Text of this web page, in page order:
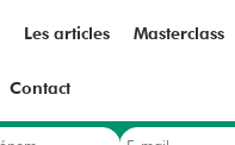
Les articles Masterclass
Contact